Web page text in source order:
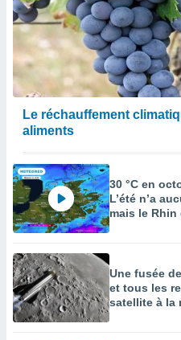
Le réchauffement
aliments
30 °C en
L’été n’a
mais le
Une fusée
et tous les
satellite à la